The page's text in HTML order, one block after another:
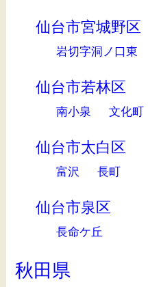
仙台市宮城野区
岩切字洞ノ口東
仙台市若林区
南小泉 文化町
仙台市太白区
富沢 長町
仙台市泉区
長命ケ丘
秋田県